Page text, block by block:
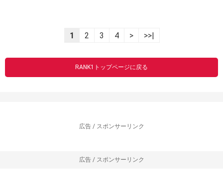
1 2 3 4 > >>|
RANK1トップページに戻る
広告 / スポンサーリンク
広告 / スポンサーリンク